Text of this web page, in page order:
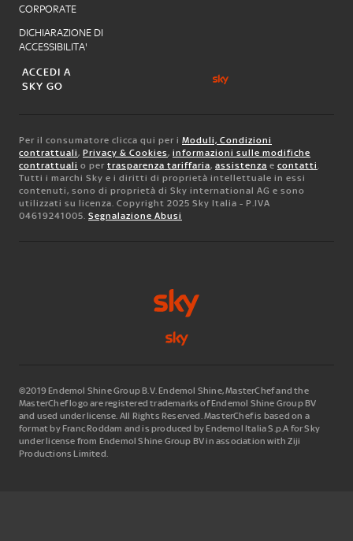
CORPORATE
DICHIARAZIONE DI
ACCESSIBILITA'
ACCEDI A
SKY GO
Per il consumatore clicca qui per i Moduli, Condizioni
contrattuali, Privacy & Cookies, informazioni sulle modifiche
contrattuali o per trasparenza tariffaria, assistenza e contatti.
Tutti i marchi Sky e i diritti di proprietà intellettuale in essi
contenuti, sono di proprietà di Sky international AG e sono
utilizzati su licenza. Copyright 2025 Sky Italia - P.IVA
04619241005. Segnalazione Abusi
©2019 Endemol Shine Group B.V. Endemol Shine, MasterChef and the
MasterChef logo are registered trademarks of Endemol Shine Group BV
and used under license. All Rights Reserved. MasterChef is based on a
format by Franc Roddam and is produced by Endemol Italia S.p.A for Sky
under license from Endemol Shine Group BV in association with Ziji
Productions Limited.